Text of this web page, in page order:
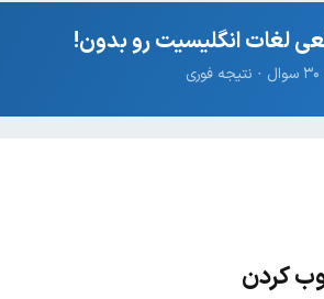
لغات انگلیسیت رو بدون!
کردن